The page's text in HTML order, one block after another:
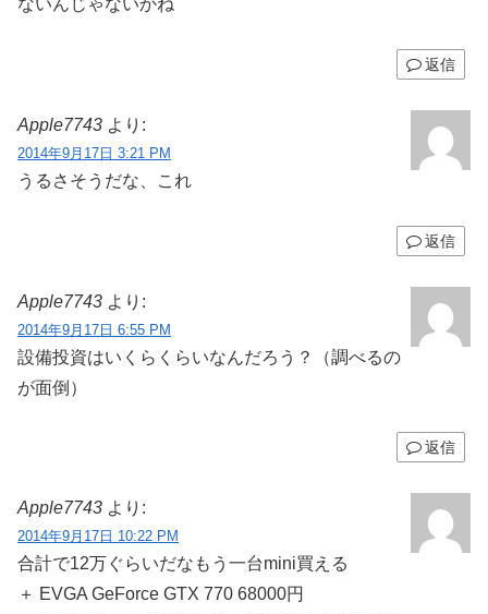
ないんじゃないかね
返信
Apple7743 より:
2014年9月17日 3:21 PM
うるさそうだな、これ
返信
Apple7743 より:
2014年9月17日 6:55 PM
設備投資はいくらくらいなんだろう？（調べるの
が面倒）
返信
Apple7743 より:
2014年9月17日 10:22 PM
合計で12万ぐらいだなもう一台mini買える
＋ EVGA GeForce GTX 770 68000円